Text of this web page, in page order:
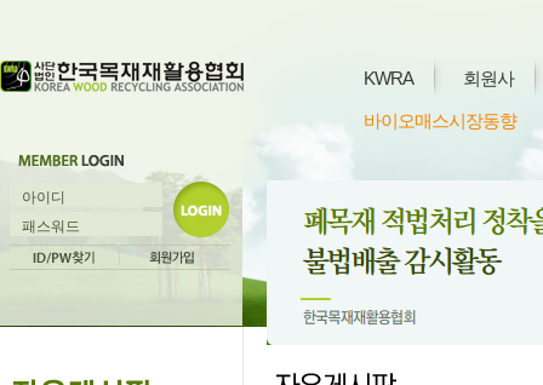
KWRA 회원사
바이오매스시장동향